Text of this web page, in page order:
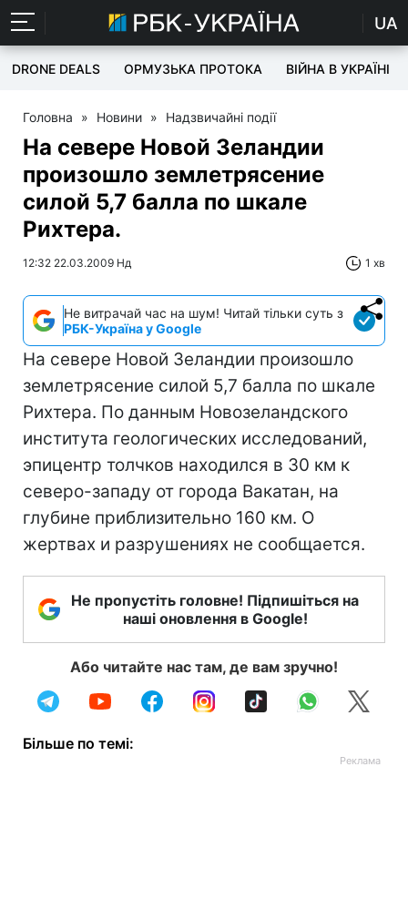
UA
DRONE DEALS ОРМУЗЬКА ПРОТОКА ВІЙНА В УКРАЇНІ
Головна » Новини » Надзвичайні події
На севере Новой Зеландии
произошло землетрясение
силой 5,7 балла по шкале
Рихтера.
12:32 22.03.2009 Нд 1 хв
Не витрачай час на шум! Читай тільки суть з
РБК-Україна у Google
На севере Новой Зеландии произошло
землетрясение силой 5,7 балла по шкале
Рихтера. По данным Новозеландского
института геологических исследований,
эпицентр толчков находился в 30 км к
северо-западу от города Вакатан, на
глубине приблизительно 160 км. О
жертвах и разрушениях не сообщается.
Не пропустіть головне! Підпишіться на
наші оновлення в Google!
Або читайте нас там, де вам зручно!
Більше по темі: